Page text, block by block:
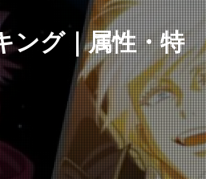
ング｜属性・特